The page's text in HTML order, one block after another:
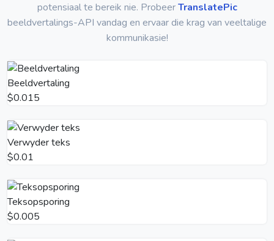
potensiaal te bereik nie. ProbeerTranslatePic
beeldvertalings-API vandag en ervaar die krag van veeltalige
kommunikasie!
Beeldvertaling
$0.015
Verwyder teks
$0.01
Teksopsporing
$0.005